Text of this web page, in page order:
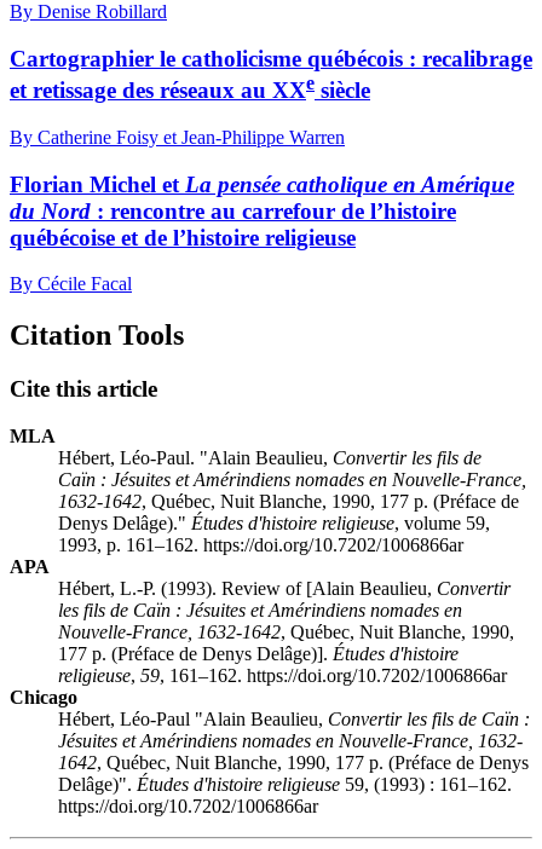
By Denise Robillard
Cartographier le catholicisme québécois : recalibrage
et retissage des réseaux au XXe siècle
By Catherine Foisy et Jean-Philippe Warren
Florian Michel et La pensée catholique en Amérique
du Nord : rencontre au carrefour de l’histoire
québécoise et de l’histoire religieuse
By Cécile Facal
Citation Tools
Cite this article
MLA
Hébert, Léo-Paul. "Alain Beaulieu, Convertir les fils de
Caïn : Jésuites et Amérindiens nomades en Nouvelle-France,
1632-1642, Québec, Nuit Blanche, 1990, 177 p. (Préface de
Denys Delâge)." Études d'histoire religieuse, volume 59,
1993, p. 161–162. https://doi.org/10.7202/1006866ar
APA
Hébert, L.-P. (1993). Review of [Alain Beaulieu, Convertir
les fils de Caïn : Jésuites et Amérindiens nomades en
Nouvelle-France, 1632-1642, Québec, Nuit Blanche, 1990,
177 p. (Préface de Denys Delâge)]. Études d'histoire
religieuse, 59, 161–162. https://doi.org/10.7202/1006866ar
Chicago
Hébert, Léo-Paul "Alain Beaulieu, Convertir les fils de Caïn :
Jésuites et Amérindiens nomades en Nouvelle-France, 1632-
1642, Québec, Nuit Blanche, 1990, 177 p. (Préface de Denys
Delâge)". Études d'histoire religieuse 59, (1993) : 161–162.
https://doi.org/10.7202/1006866ar